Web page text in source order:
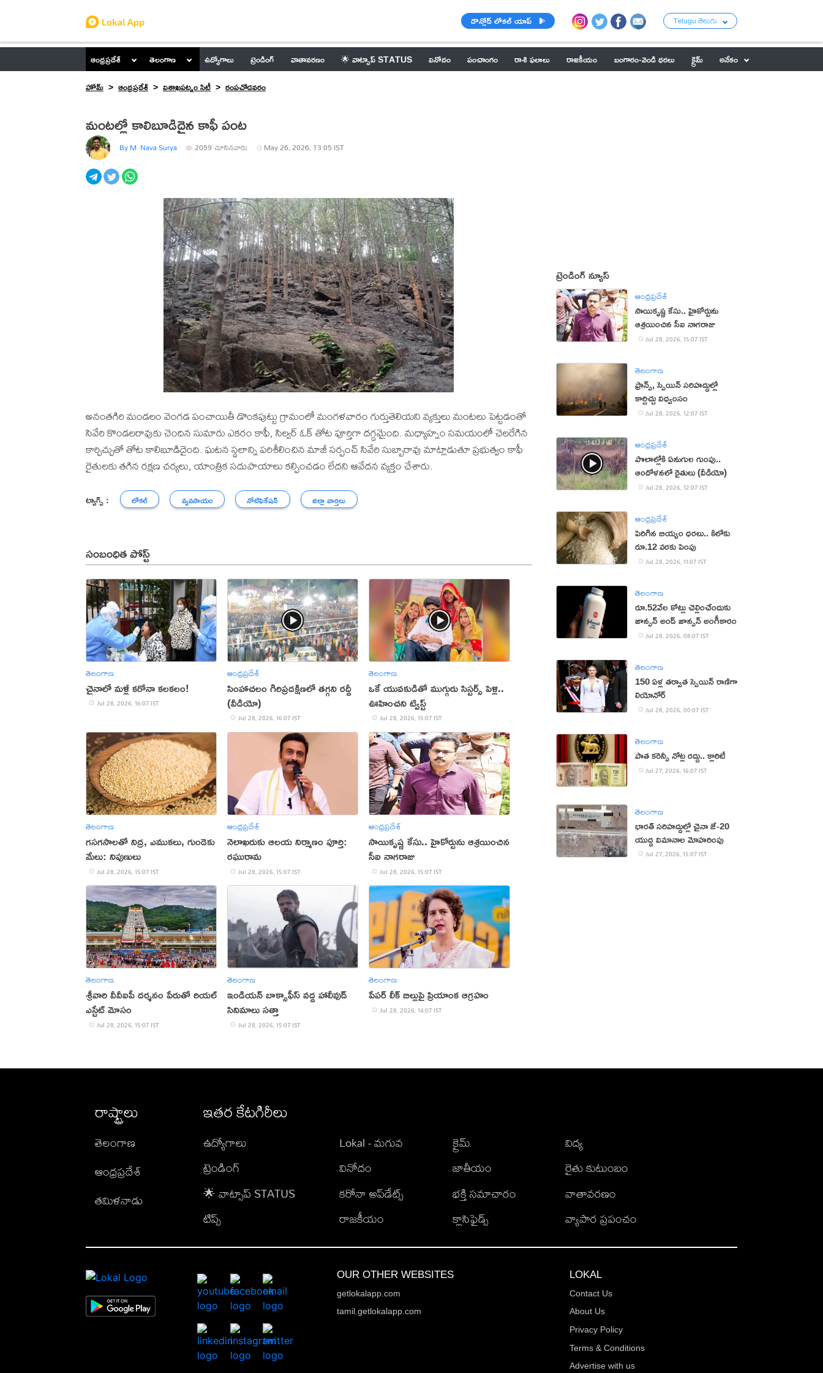
డౌన్లోడ్ లోకల్ యాప్ Telugu తెలుగు
ఆంధ్రప్రదేశ్ తెలంగాణ ఉద్యోగాలు ట్రెండింగ్ వాతావరణం 🌟 వాట్సాప్ STATUS వినోదం పంచాంగం రాశి ఫలాలు రాజకీయం బంగారం-వెండి ధరలు క్రైమ్
అనేకం
హోమ్
ఆంధ్రప్రదేశ్ విశాఖపట్నం సిటీ రంపచోడవరం
మంటల్లో కాలిబూడిదైన కాఫీ పంట
By M. Nava Surya 2059 చూసినవారు May 26, 2026, 13:05 IST
అనంతగిరి మండలం వెంగడ పంచాయితీ డొంకపుట్టు గ్రామంలో మంగళవారం గుర్తుతెలియని వ్యక్తులు మంటలు పెట్టడంతో
సివేరి కొండలరావుకు చెందిన సుమారు ఎకరం కాఫీ, సిల్వర్ ఓక్ తోట పూర్తిగా దగ్ధమైంది. మధ్యాహ్నం సమయంలో చెలరేగిన
కార్చిచ్చుతో తోట కాలిబూడిదైంది. ఘటన స్థలాన్ని పరిశీలించిన మాజీ సర్పంచ్ సివేరి సుబ్బారావు మాట్లాడుతూ ప్రభుత్వం కాఫీ
రైతులకు తగిన రక్షణ చర్యలు, యాంత్రిక సదుపాయాలు కల్పించడం లేదని ఆవేదన వ్యక్తం చేశారు.
ట్యాగ్స్ : లోకల్ వ్యవసాయం నోటిఫికేషన్ జిల్లా వార్తలు
సంబంధిత పోస్ట్
తెలంగాణ
చైనాలో మళ్లీ కరోనా కలకలం!
Jul 28, 2026, 16:07 IST
ఆంధ్రప్రదేశ్
సింహాచలం గిరిప్రదక్షిణలో తగ్గని రద్దీ
(వీడియో)
Jul 28, 2026, 16:07 IST
తెలంగాణ
ఒకే యువకుడితో ముగ్గురు సిస్టర్స్ పెళ్లి..
ఊహించని ట్విస్ట్
Jul 28, 2026, 15:07 IST
తెలంగాణ
గసగసాలతో నిద్ర, ఎముకలు, గుండెకు
మేలు: నిపుణులు
Jul 28, 2026, 15:07 IST
ఆంధ్రప్రదేశ్
నెలాఖరుకు ఆలయ నిర్మాణం పూర్తి:
రఘురామ
Jul 28, 2026, 15:07 IST
ఆంధ్రప్రదేశ్
సాయికృష్ణ కేసు.. హైకోర్టును ఆశ్రయించిన
సీఐ నాగరాజు
Jul 28, 2026, 15:07 IST
తెలంగాణ
శ్రీవారి వీవీఐపీ దర్శనం పేరుతో రియల్
ఎస్టేట్ మోసం
Jul 28, 2026, 15:07 IST
తెలంగాణ
ఇండియన్ బాక్సాఫీస్ వద్ద హాలీవుడ్
సినిమాలు సత్తా
Jul 28, 2026, 15:07 IST
తెలంగాణ
పేపర్ లీక్ బిల్లుపై ప్రియాంక ఆగ్రహం
Jul 28, 2026, 14:07 IST
ట్రెండింగ్ న్యూస్
ఆంధ్రప్రదేశ్
సాయికృష్ణ కేసు.. హైకోర్టును
ఆశ్రయించిన సీఐ నాగరాజు
Jul 28, 2026, 15:07 IST
తెలంగాణ
ఫ్రాన్స్, స్పెయిన్ స‌రిహ‌ద్దుల్లో
కార్చిచ్చు విధ్వంసం
Jul 28, 2026, 12:07 IST
ఆంధ్రప్రదేశ్
పొలాల్లోకి ఏనుగుల గుంపు..
ఆందోళనలో రైతులు (వీడియో)
Jul 28, 2026, 12:07 IST
ఆంధ్రప్రదేశ్
పెరిగిన బియ్యం ధరలు.. కిలోకు
రూ.12 వరకు పెంపు
Jul 28, 2026, 11:07 IST
తెలంగాణ
రూ.52వేల కోట్లు చెల్లించేందుకు
జాన్సన్‌ అండ్‌ జాన్సన్‌ అంగీకారం
Jul 28, 2026, 08:07 IST
తెలంగాణ
150 ఏళ్ల తర్వాత స్పెయిన్ రాణిగా
లియోనోర్‌
Jul 28, 2026, 00:07 IST
తెలంగాణ
పాత కరెన్సీ నోట్ల రద్దు.. క్లారిటీ
Jul 27, 2026, 16:07 IST
తెలంగాణ
భారత్ సరిహద్దుల్లో చైనా జే-20
యుద్ధ విమానాల మోహరింపు
Jul 27, 2026, 15:07 IST
రాష్ట్రాలు
తెలంగాణ
ఆంధ్రప్రదేశ్
తమిళనాడు
ఇతర కేటగిరీలు
ఉద్యోగాలు
ట్రెండింగ్
🌟 వాట్సాప్ STATUS
టిప్స్
Lokal - మగువ
వినోదం
కరోనా అప్‌డేట్స్
రాజకీయం
క్రైమ్
జాతీయం
భక్తి సమాచారం
క్లాసిఫైడ్స్
విద్య
రైతు కుటుంబం
వాతావరణం
వ్యాపార ప్రపంచం
OUR OTHER WEBSITES
getlokalapp.com
tamil.getlokalapp.com
LOKAL
Contact Us
About Us
Privacy Policy
Terms & Conditions
Advertise with us